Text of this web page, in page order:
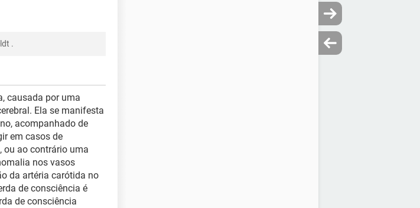
.
causada por uma
Ela se manifesta
acompanhado de
em casos de
ou ao contrário uma
nos vasos
da artéria carótida no
de consciência é
de consciência